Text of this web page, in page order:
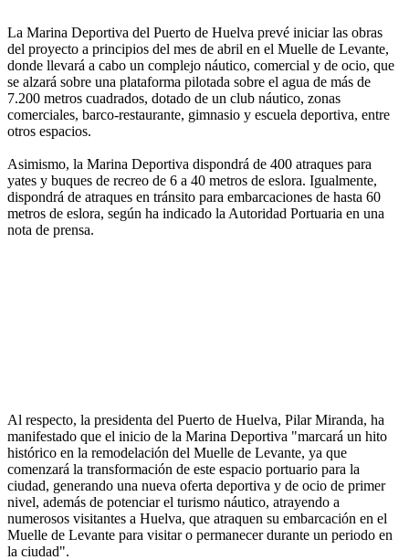
La Marina Deportiva del Puerto de Huelva prevé iniciar las obras
del proyecto a principios del mes de abril en el Muelle de Levante,
donde llevará a cabo un complejo náutico, comercial y de ocio, que
se alzará sobre una plataforma pilotada sobre el agua de más de
7.200 metros cuadrados, dotado de un club náutico, zonas
comerciales, barco-restaurante, gimnasio y escuela deportiva, entre
otros espacios.
Asimismo, la Marina Deportiva dispondrá de 400 atraques para
yates y buques de recreo de 6 a 40 metros de eslora. Igualmente,
dispondrá de atraques en tránsito para embarcaciones de hasta 60
metros de eslora, según ha indicado la Autoridad Portuaria en una
nota de prensa.
Al respecto, la presidenta del Puerto de Huelva, Pilar Miranda, ha
manifestado que el inicio de la Marina Deportiva "marcará un hito
histórico en la remodelación del Muelle de Levante, ya que
comenzará la transformación de este espacio portuario para la
ciudad, generando una nueva oferta deportiva y de ocio de primer
nivel, además de potenciar el turismo náutico, atrayendo a
numerosos visitantes a Huelva, que atraquen su embarcación en el
Muelle de Levante para visitar o permanecer durante un periodo en
la ciudad".